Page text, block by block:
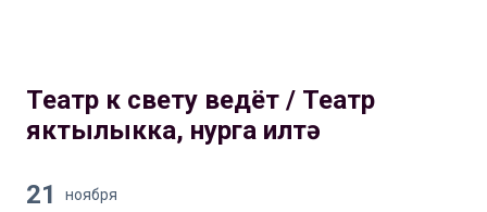
Театр к свету ведёт / Театр
яктылыкка, нурга илтә
21 ноября